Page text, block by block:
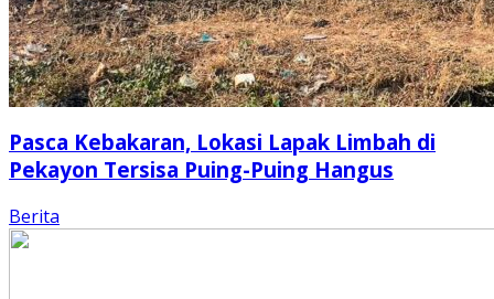
Pasca Kebakaran, Lokasi Lapak Limbah di
Pekayon Tersisa Puing-Puing Hangus
Berita